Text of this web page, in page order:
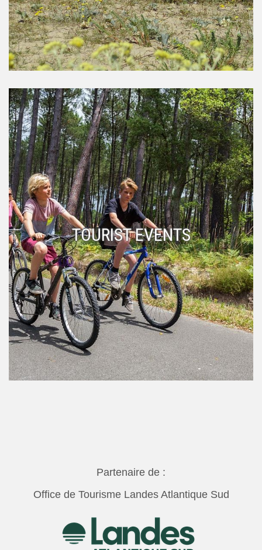
TOURIST EVENTS
Partenaire de :
Office de Tourisme Landes Atlantique Sud